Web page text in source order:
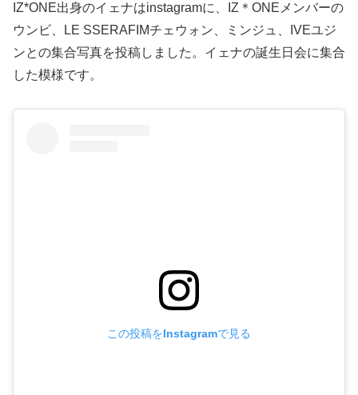
IZ*ONE出身のイェナはinstagramに、IZ＊ONEメンバーの
ウンビ、LE SSERAFIMチェウォン、ミンジュ、IVEユジ
ンとの集合写真を投稿しました。イェナの誕生日会に集合
した模様です。
この投稿をInstagramで見る